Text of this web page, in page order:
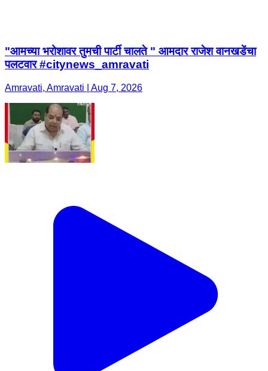
"आमच्या भरोशावर तुमची पार्टी चालते " आमदार राजेश वानखडेंचा
पलटवार #citynews_amravati
Amravati, Amravati | Aug 7, 2026